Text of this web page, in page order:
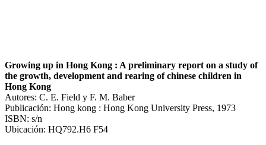
Growing up in Hong Kong : A preliminary report on a study of
the growth, development and rearing of chinese children in
Hong Kong
Autores: C. E. Field y F. M. Baber
Publicación: Hong kong : Hong Kong University Press, 1973
ISBN: s/n
Ubicación: HQ792.H6 F54